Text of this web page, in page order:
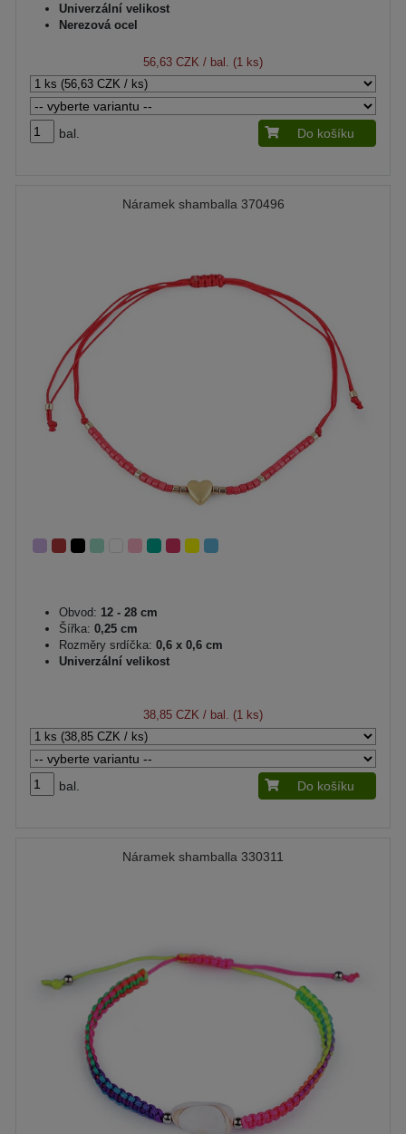
Univerzální velikost
Nerezová ocel
56,63 CZK / bal. (1 ks)
bal. Do košíku
Náramek shamballa 370496
Obvod: 12 - 28 cm
Šířka: 0,25 cm
Rozměry srdíčka: 0,6 x 0,6 cm
Univerzální velikost
38,85 CZK / bal. (1 ks)
bal. Do košíku
Náramek shamballa 330311